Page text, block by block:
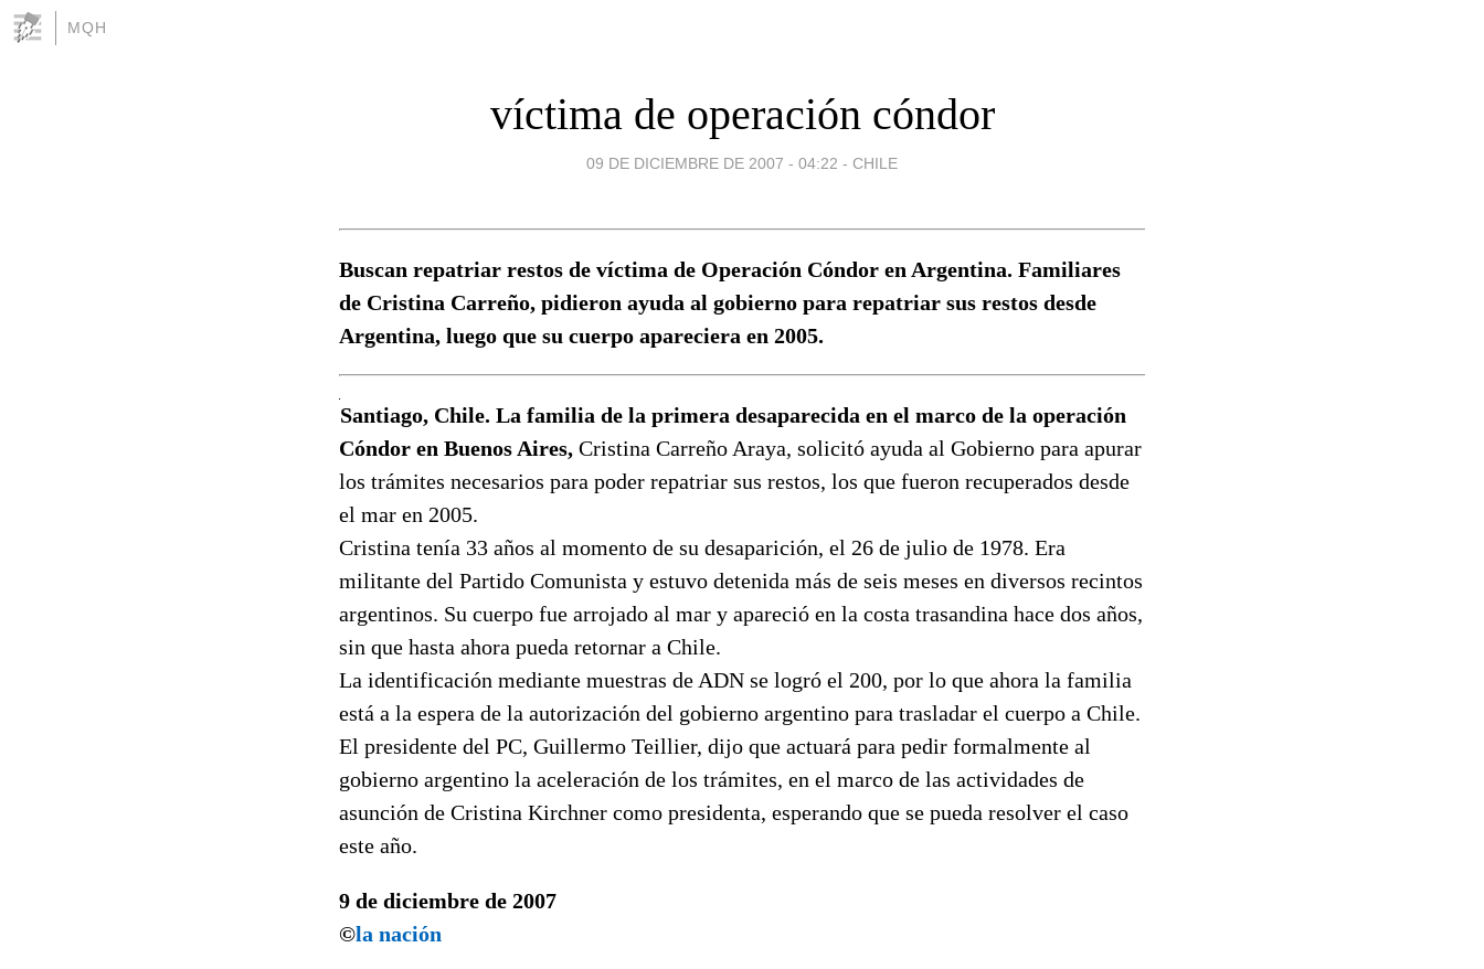
MQH
víctima de operación cóndor
09 DE DICIEMBRE DE 2007 - 04:22 - CHILE
Buscan repatriar restos de víctima de Operación Cóndor en Argentina. Familiares
de Cristina Carreño, pidieron ayuda al gobierno para repatriar sus restos desde
Argentina, luego que su cuerpo apareciera en 2005.
Santiago, Chile. La familia de la primera desaparecida en el marco de la operación
Cóndor en Buenos Aires, Cristina Carreño Araya, solicitó ayuda al Gobierno para apurar
los trámites necesarios para poder repatriar sus restos, los que fueron recuperados desde
el mar en 2005.
Cristina tenía 33 años al momento de su desaparición, el 26 de julio de 1978. Era
militante del Partido Comunista y estuvo detenida más de seis meses en diversos recintos
argentinos. Su cuerpo fue arrojado al mar y apareció en la costa trasandina hace dos años,
sin que hasta ahora pueda retornar a Chile.
La identificación mediante muestras de ADN se logró el 200, por lo que ahora la familia
está a la espera de la autorización del gobierno argentino para trasladar el cuerpo a Chile.
El presidente del PC, Guillermo Teillier, dijo que actuará para pedir formalmente al
gobierno argentino la aceleración de los trámites, en el marco de las actividades de
asunción de Cristina Kirchner como presidenta, esperando que se pueda resolver el caso
este año.
9 de diciembre de 2007
©la nación